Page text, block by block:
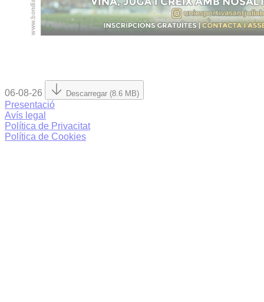
06-08-26 Descarregar (8.6 MB)
Presentació
Avís legal
Política de Privacitat
Política de Cookies